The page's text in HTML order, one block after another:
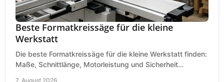
Beste Formatkreissäge für die kleine
Werkstatt
Die beste Formatkreissäge für die kleine Werkstatt finden:
Maße, Schnittlänge, Motorleistung und Sicherheit
7. August 2026